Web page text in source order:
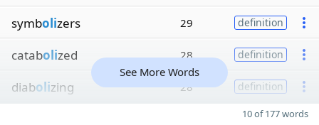
symbolizers 29 definition
catabolized 28 definition
diabolizing 28 definition
See More Words
10 of 177 words